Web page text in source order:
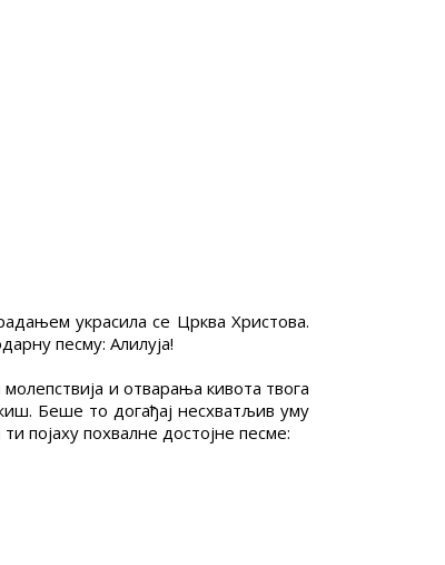
украсила се Црква Христова.
песму: Алилуја!
и отварања кивота твога
Беше то догађај несхватљив уму
појаху похвалне достојне песме: